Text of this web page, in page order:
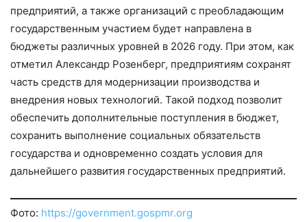
предприятий, а также организаций с преобладающим
государственным участием будет направлена в
бюджеты различных уровней в 2026 году. При этом, как
отметил Александр Розенберг, предприятиям сохранят
часть средств для модернизации производства и
внедрения новых технологий. Такой подход позволит
обеспечить дополнительные поступления в бюджет,
сохранить выполнение социальных обязательств
государства и одновременно создать условия для
дальнейшего развития государственных предприятий.
Фото: https://government.gospmr.org